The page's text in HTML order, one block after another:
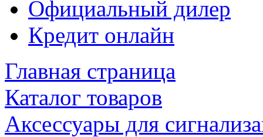
Официальный дилер
Кредит онлайн
Главная страница
Каталог товаров
Аксессуары для